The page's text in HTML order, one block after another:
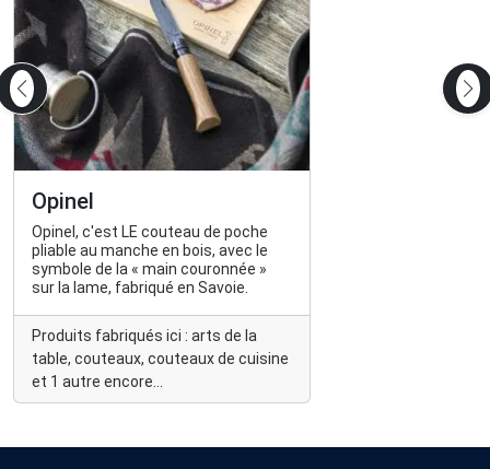
Opinel
Opinel, c'est LE couteau de poche
pliable au manche en bois, avec le
symbole de la « main couronnée »
sur la lame, fabriqué en Savoie.
Produits fabriqués ici : arts de la
table, couteaux, couteaux de cuisine
et 1 autre encore...